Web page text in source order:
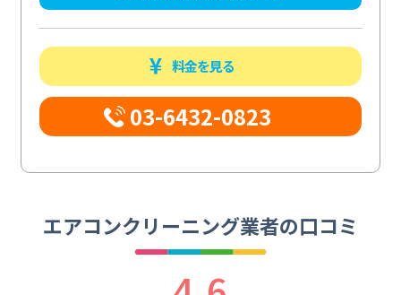
料金を見る
03-6432-0823
エアコンクリーニング業者の口コミ